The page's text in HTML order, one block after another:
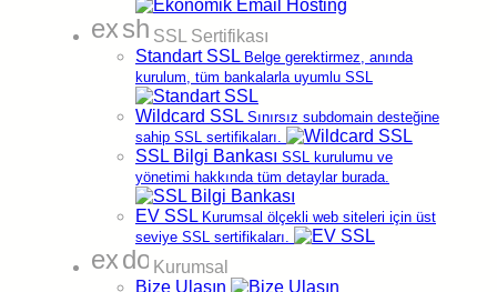
expand_more
shieldSSL Sertifikası
Standart SSL Belge gerektirmez, anında
kurulum, tüm bankalarla uyumlu SSL
Wildcard SSL Sınırsız subdomain desteğine
sahip SSL sertifikaları.
SSL Bilgi Bankası SSL kurulumu ve
yönetimi hakkında tüm detaylar burada.
EV SSL Kurumsal ölçekli web siteleri için üst
seviye SSL sertifikaları.
expand_more
domain
Kurumsal
Bize Ulaşın
Alastyr'ın iki tüzel kişiliği var mı?
Evet. Türkiye'deki faaliyetler Alastyr
Telekomünikasyon A.Ş. üzerinden, global satış ve
hizmetler ise KKTC Girne'de bulunan Alastyr
Technology LTD üzerinden yürütülür. KKTC
şirketimizin SLBT numarası 630'dur.
Alastyr'ın vergi dairesi ve vergi numarası
Alastyr Telekomünikasyon A.Ş. Ege Vergi Dairesi'ne
bağlıdır ve vergi numarası 048 057 3820'dir.